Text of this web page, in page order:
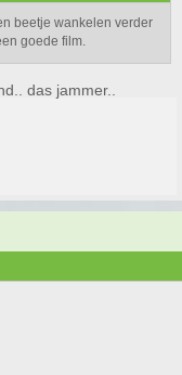
beetje wankelen verder
goede film.
das jammer..